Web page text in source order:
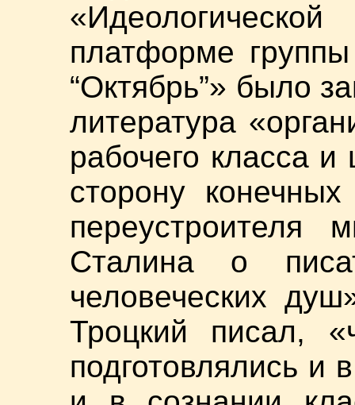
платформе
“Октябрь”» было
литература
рабочего класса
сторону
Сталина о
человеческих
Троцкий писал,
подготовлялись и